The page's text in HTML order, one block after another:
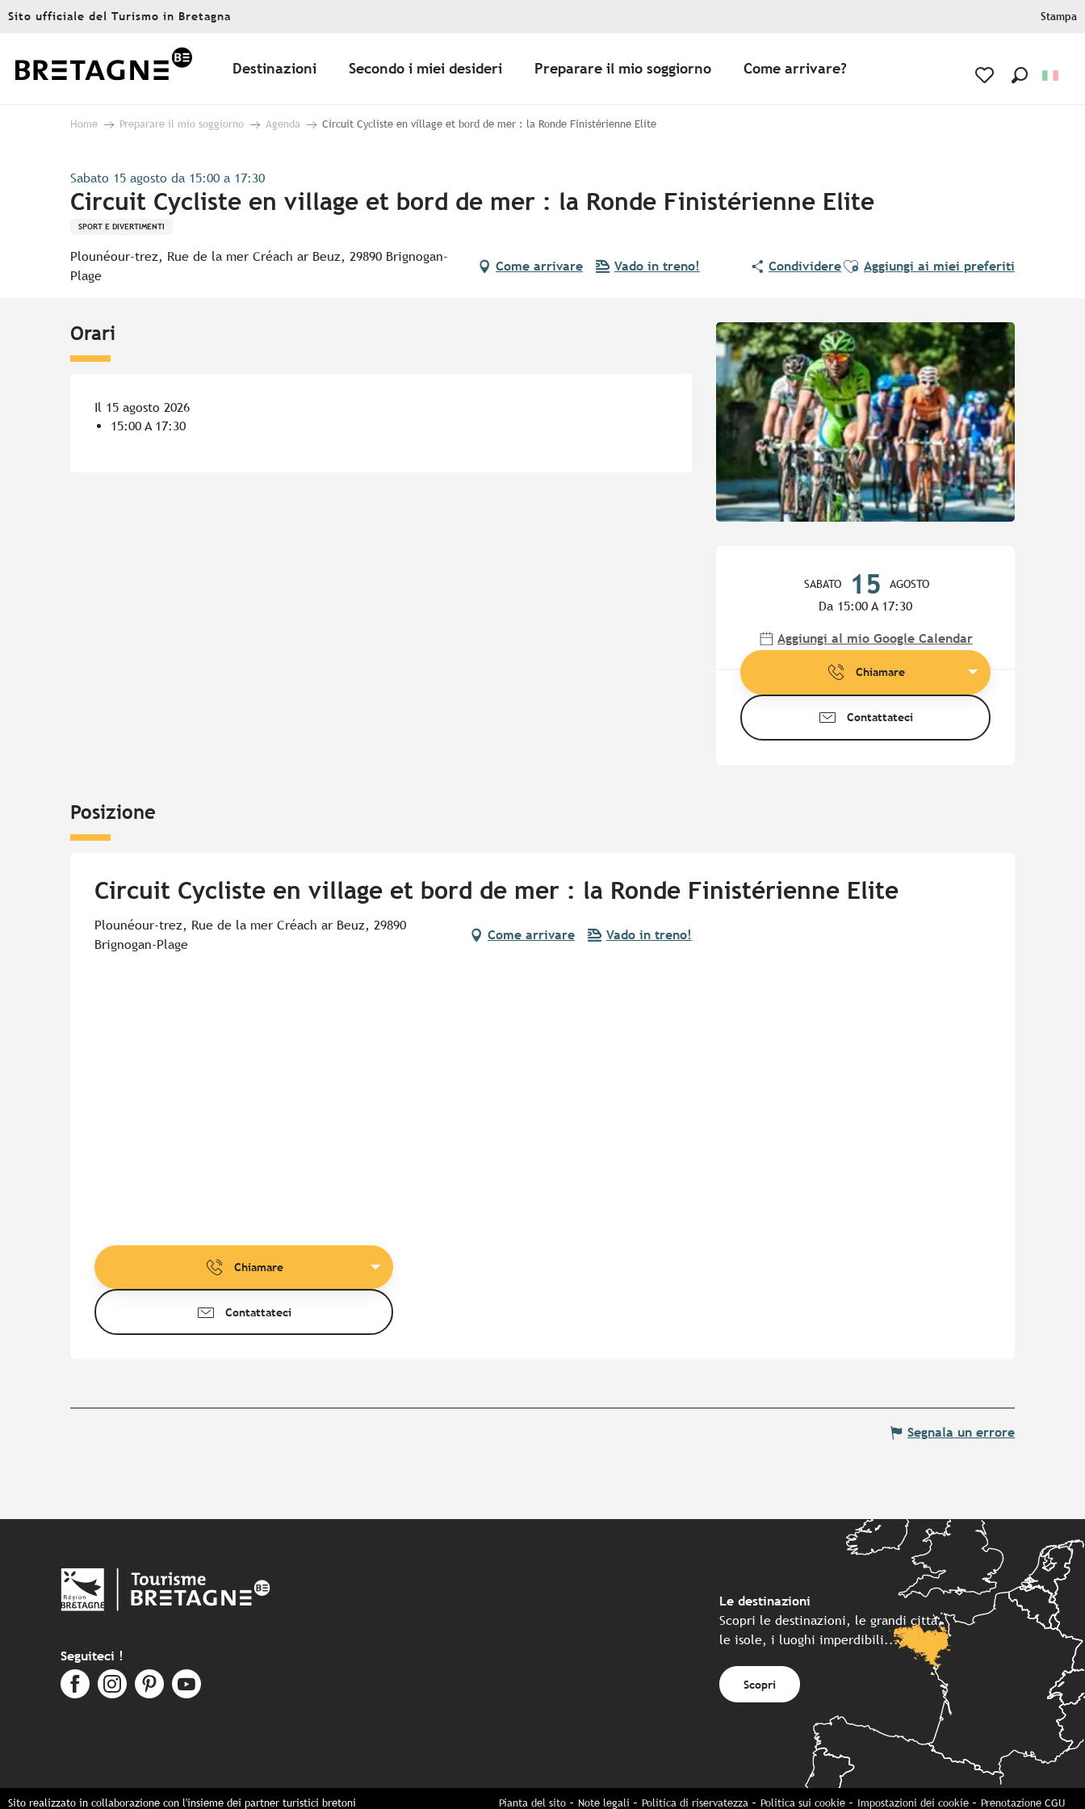
Aller
principal
Sito ufficiale del Turismo in Bretagna Stampa
Destinazioni Secondo i miei desideri Preparare il mio soggiorno Come arrivare?
Home Preparare il mio soggiorno Agenda Circuit Cycliste en village et bord de mer : la Ronde Finistérienne Elite
Sabato 15 agosto da 15:00 a 17:30
Circuit Cycliste en village et bord de mer : la Ronde Finistérienne Elite
SPORT E DIVERTIMENTI
Plounéour-trez, Rue de la mer Créach ar Beuz, 29890 Brignogan-
Plage
Come arrivare Vado in treno! CondividereAjouter aux favoris
Aggiungi ai miei preferiti
SABATO 15 AGOSTO
Da 15:00 A 17:30
Aggiungi al mio Google Calendar
Chiamare
Contattateci
Orari
Il 15 agosto 2026
15:00 A 17:30
Posizione
Circuit Cycliste en village et bord de mer : la Ronde Finistérienne Elite
Plounéour-trez, Rue de la mer Créach ar Beuz, 29890
Brignogan-Plage
Come arrivare Vado in treno!
Chiamare
Contattateci
Segnala un errore
Seguiteci !
Le destinazioni
Scopri le destinazioni, le grandi città,
le isole, i luoghi imperdibili...
Scopri
Sito realizzato in collaborazione con l'insieme dei partner turistici bretoni Pianta del sito Note legali Politica di riservatezza Politica sui cookie Impostazioni dei cookie Prenotazione CGU